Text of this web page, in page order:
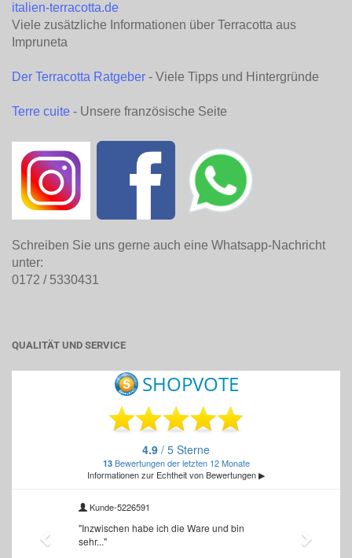
italien-terracotta.de
Viele zusätzliche Informationen über Terracotta aus
Impruneta
Der Terracotta Ratgeber - Viele Tipps und Hintergründe
Terre cuite - Unsere französische Seite
Schreiben Sie uns gerne auch eine Whatsapp-Nachricht
unter:
0172 / 5330431
QUALITÄT UND SERVICE